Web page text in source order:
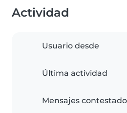
Actividad
Usuario desde
Última actividad
Mensajes